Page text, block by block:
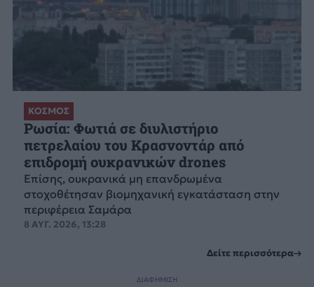
ΚΟΣΜΟΣ
Ρωσία: Φωτιά σε διυλιστήριο
πετρελαίου του Κρασνοντάρ από
επιδρομή ουκρανικών drones
Επίσης, ουκρανικά μη επανδρωμένα
στοχοθέτησαν βιομηχανική εγκατάσταση στην
περιφέρεια Σαμάρα
8 ΑΥΓ. 2026, 13:28
Δείτε περισσότερα
ΔΙΑΦΗΜΙΣΗ